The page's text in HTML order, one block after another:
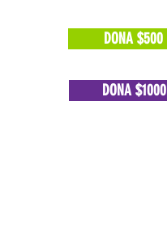
DONA $500
DONA $1000